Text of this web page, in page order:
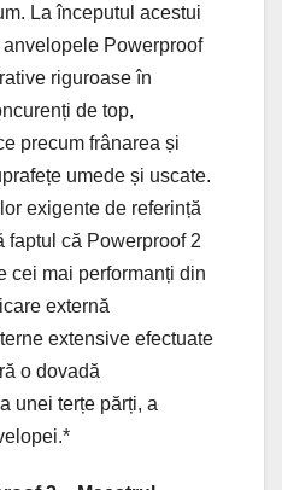
La începutul acestui
Powerproof
riguroase în
de top,
precum frânarea și
umede și uscate.
exigente de referință
faptul că Powerproof 2
cei mai performanți din
externă
extensive efectuate
o dovadă
unei terțe părți, a